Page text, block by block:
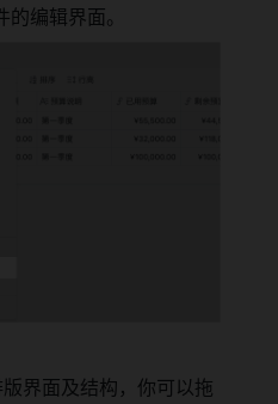
编辑界面。
界面及结构，你可以拖